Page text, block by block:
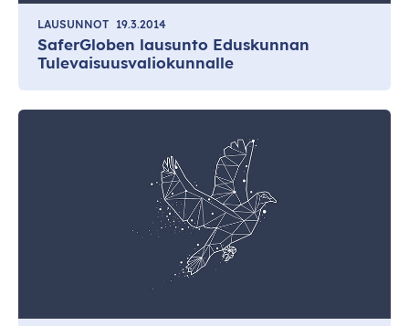
LAUSUNNOT 19.3.2014
SaferGloben lausunto Eduskunnan
Tulevaisuusvaliokunnalle